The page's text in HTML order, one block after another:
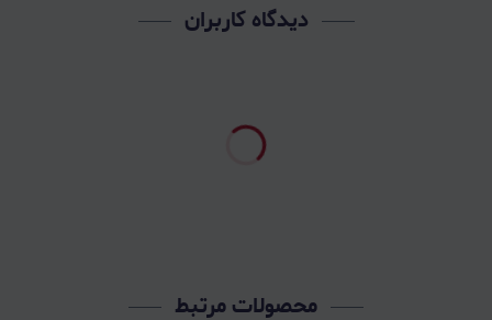
دیدگاه کاربران
محصولات مرتبط